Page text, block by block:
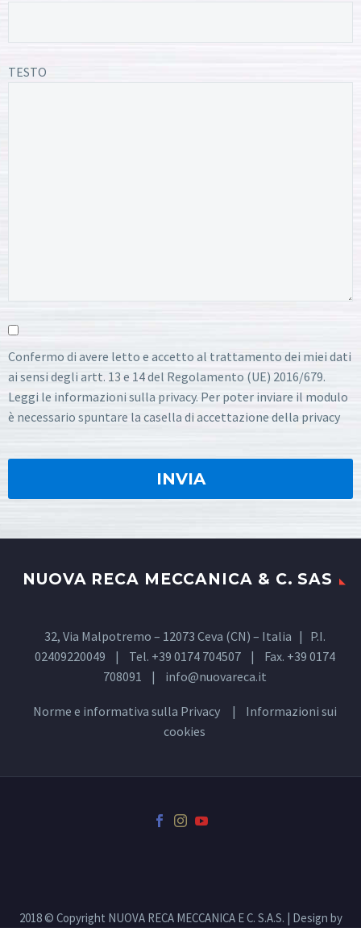
TESTO
Confermo di avere letto e accetto al trattamento dei miei dati
ai sensi degli artt. 13 e 14 del Regolamento (UE) 2016/679.
Leggi le informazioni sulla privacy. Per poter inviare il modulo
è necessario spuntare la casella di accettazione della privacy
NUOVA RECA MECCANICA & C. SAS
32, Via Malpotremo – 12073 Ceva (CN) – Italia | P.I.
02409220049 | Tel. +39 0174 704507 | Fax. +39 0174
708091 | info@nuovareca.it
Norme e informativa sulla Privacy| Informazioni sui
cookies
2018 © Copyright NUOVA RECA MECCANICA E C. S.A.S. | Design by